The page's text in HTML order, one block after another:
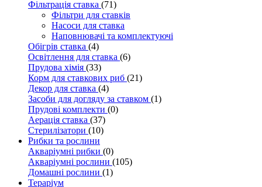
Фільтрація ставка (71)
Фільтри для ставків
Насоси для ставка
Наповнювачі та комплектуючі
Обігрів ставка (4)
Освітлення для ставка (6)
Прудова хімія (33)
Корм для ставкових риб (21)
Декор для ставка (4)
Засоби для догляду за ставком (1)
Прудові комплекти (0)
Аерація ставка (37)
Стерилізатори (10)
Рибки та рослини
Акваріумні рибки (0)
Акваріумні рослини (105)
Домашні рослини (1)
Тераріум